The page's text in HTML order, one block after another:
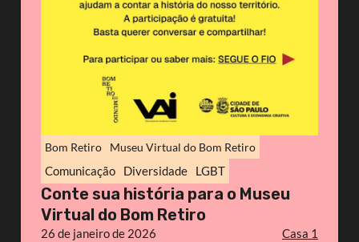
Bom Retiro Museu Virtual do Bom Retiro
Comunicação Diversidade LGBT
Conte sua história para o Museu
Virtual do Bom Retiro
26 de janeiro de 2026 Casa 1